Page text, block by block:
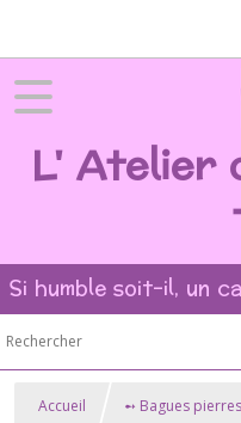
L' Atelier
Accueil ➻ Bagues